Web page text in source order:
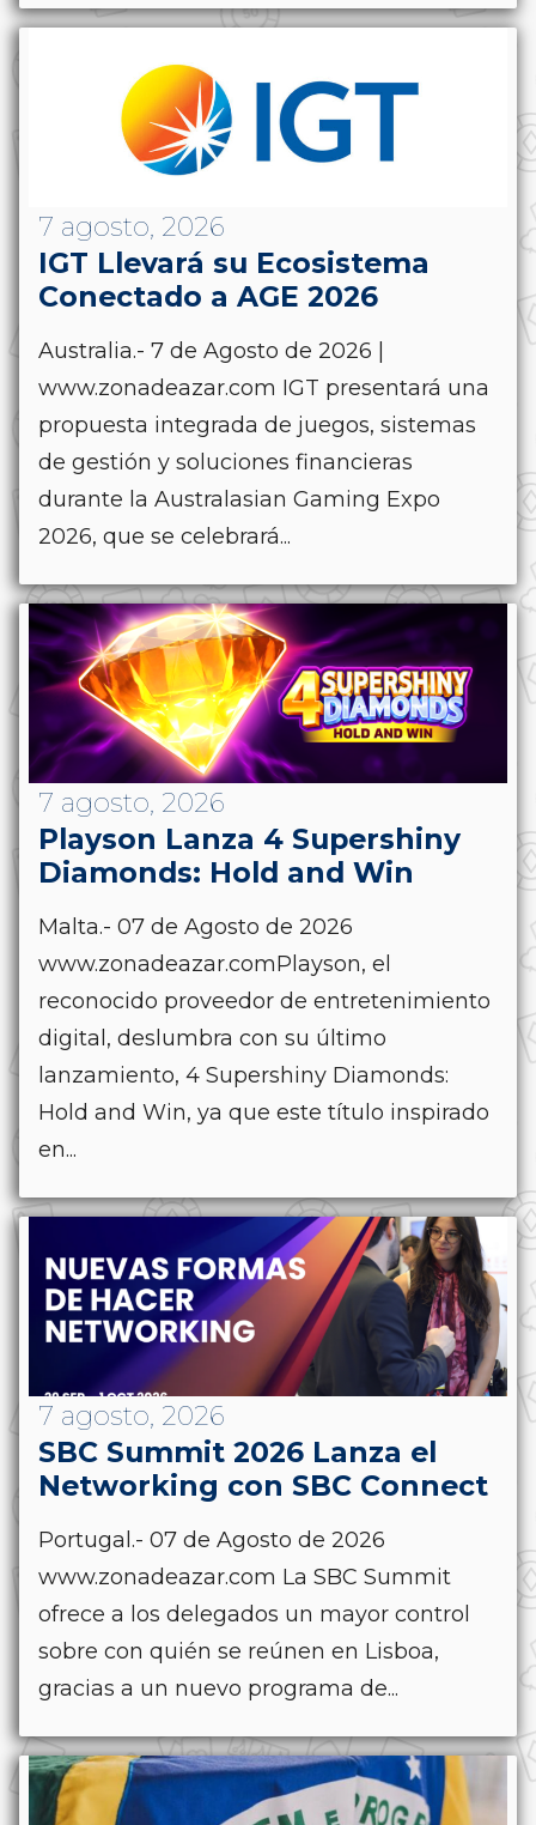
7 agosto, 2026
IGT Llevará su Ecosistema
Conectado a AGE 2026
Australia.- 7 de Agosto de 2026 |
www.zonadeazar.com IGT presentará una
propuesta integrada de juegos, sistemas
de gestión y soluciones financieras
durante la Australasian Gaming Expo
2026, que se celebrará...
7 agosto, 2026
Playson Lanza 4 Supershiny
Diamonds: Hold and Win
Malta.- 07 de Agosto de 2026
www.zonadeazar.comPlayson, el
reconocido proveedor de entretenimiento
digital, deslumbra con su último
lanzamiento, 4 Supershiny Diamonds:
Hold and Win, ya que este título inspirado
en...
7 agosto, 2026
SBC Summit 2026 Lanza el
Networking con SBC Connect
Portugal.- 07 de Agosto de 2026
www.zonadeazar.com La SBC Summit
ofrece a los delegados un mayor control
sobre con quién se reúnen en Lisboa,
gracias a un nuevo programa de...